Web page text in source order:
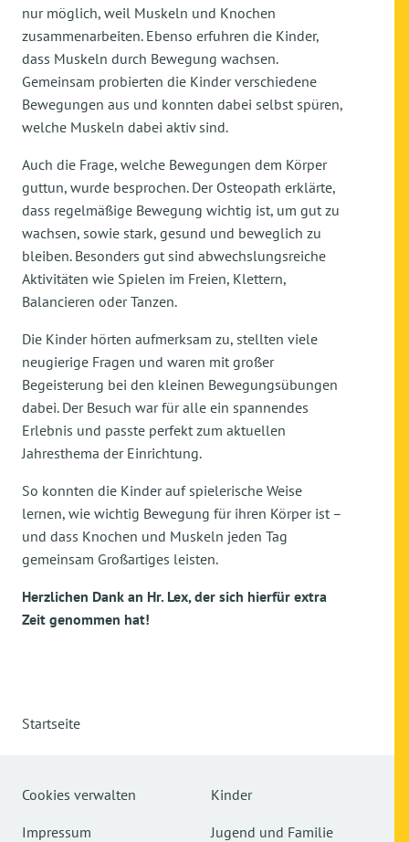
nur möglich, weil Muskeln und Knochen
zusammenarbeiten. Ebenso erfuhren die Kinder,
dass Muskeln durch Bewegung wachsen.
Gemeinsam probierten die Kinder verschiedene
Bewegungen aus und konnten dabei selbst spüren,
welche Muskeln dabei aktiv sind.
Auch die Frage, welche Bewegungen dem Körper
guttun, wurde besprochen. Der Osteopath erklärte,
dass regelmäßige Bewegung wichtig ist, um gut zu
wachsen, sowie stark, gesund und beweglich zu
bleiben. Besonders gut sind abwechslungsreiche
Aktivitäten wie Spielen im Freien, Klettern,
Balancieren oder Tanzen.
Die Kinder hörten aufmerksam zu, stellten viele
neugierige Fragen und waren mit großer
Begeisterung bei den kleinen Bewegungsübungen
dabei. Der Besuch war für alle ein spannendes
Erlebnis und passte perfekt zum aktuellen
Jahresthema der Einrichtung.
So konnten die Kinder auf spielerische Weise
lernen, wie wichtig Bewegung für ihren Körper ist –
und dass Knochen und Muskeln jeden Tag
gemeinsam Großartiges leisten.
Herzlichen Dank an Hr. Lex, der sich hierfür extra
Zeit genommen hat!
Startseite
Cookies verwalten
Impressum
Kinder
Jugend und Familie